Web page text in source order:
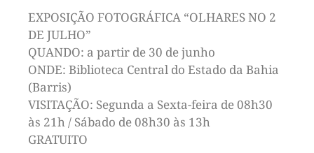
EXPOSIÇÃO FOTOGRÁFICA “OLHARES NO 2
DE JULHO”
QUANDO: a partir de 30 de junho
ONDE: Biblioteca Central do Estado da Bahia
(Barris)
VISITAÇÃO: Segunda a Sexta-feira de 08h30
às 21h / Sábado de 08h30 às 13h
GRATUITO